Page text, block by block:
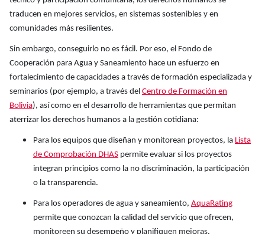
traducen en mejores servicios, en sistemas sostenibles y en
comunidades más resilientes.
Sin embargo, conseguirlo no es fácil. Por eso, el Fondo de
Cooperación para Agua y Saneamiento hace un esfuerzo en
fortalecimiento de capacidades a través de formación especializada y
seminarios (por ejemplo, a través del Centro de Formación en
Bolivia), así como en el desarrollo de herramientas que permitan
aterrizar los derechos humanos a la gestión cotidiana:
Para los equipos que diseñan y monitorean proyectos, la Lista
de Comprobación DHAS permite evaluar si los proyectos
integran principios como la no discriminación, la participación
o la transparencia.
Para los operadores de agua y saneamiento, AquaRating
permite que conozcan la calidad del servicio que ofrecen,
monitoreen su desempeño y planifiquen mejoras.